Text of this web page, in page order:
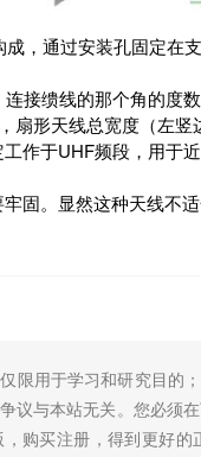
过安装孔固定在支
接缋线的那个角的度
形天线总宽度（左竖
于UHF频段，用于
。显然这种天线不适
限用于学习和研究目的
议与本站无关。您必须
购买注册，得到更好